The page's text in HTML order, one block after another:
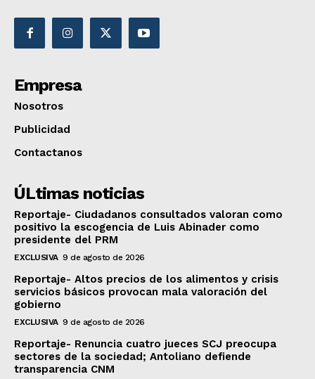
Empresa
Nosotros
Publicidad
Contactanos
ÚLtimas noticias
Reportaje- Ciudadanos consultados valoran como
positivo la escogencia de Luis Abinader como
presidente del PRM
EXCLUSIVA 9 de agosto de 2026
Reportaje- Altos precios de los alimentos y crisis
servicios básicos provocan mala valoración del
gobierno
EXCLUSIVA 9 de agosto de 2026
Reportaje- Renuncia cuatro jueces SCJ preocupa
sectores de la sociedad; Antoliano defiende
transparencia CNM